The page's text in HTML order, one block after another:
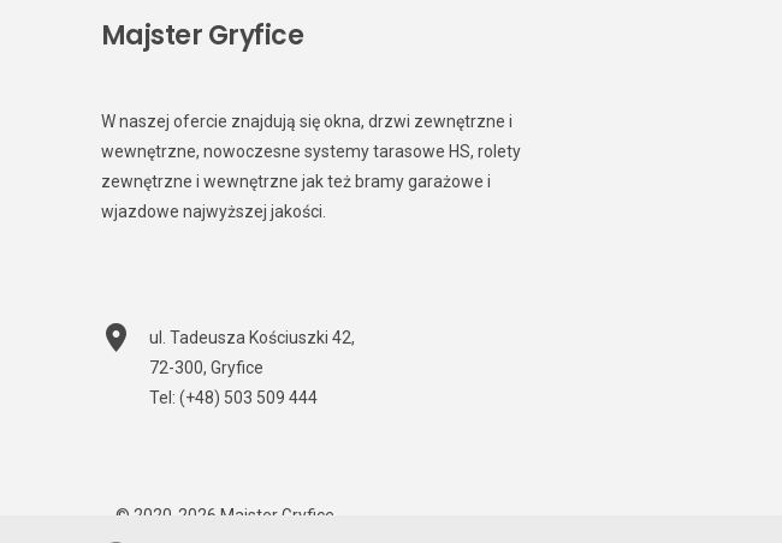
Majster Gryfice
W naszej ofercie znajdują się okna, drzwi zewnętrzne i
wewnętrzne, nowoczesne systemy tarasowe HS, rolety
zewnętrzne i wewnętrzne jak też bramy garażowe i
wjazdowe najwyższej jakości.
ul. Tadeusza Kościuszki 42,
72-300, Gryfice
Tel: (+48) 503 509 444
© 2020-2026 Majster Gryfice